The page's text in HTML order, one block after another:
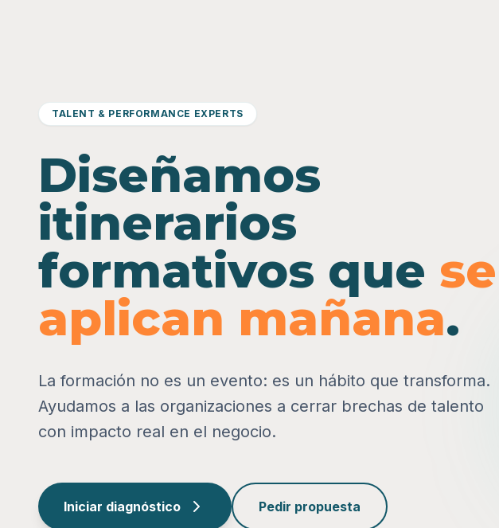
TALENT & PERFORMANCE EXPERTS
Diseñamos
itinerarios
formativos que se
aplican mañana.
La formación no es un evento: es un hábito que transforma.
Ayudamos a las organizaciones a cerrar brechas de talento
con impacto real en el negocio.
Iniciar diagnóstico Pedir propuesta